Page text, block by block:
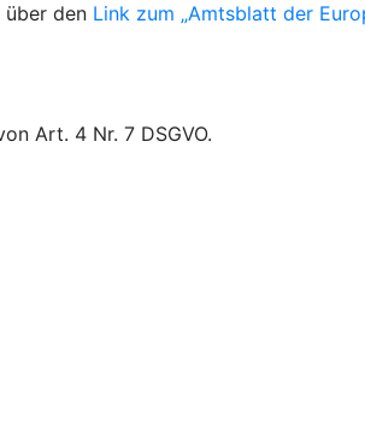
über den Link zum „Amtsblatt der
Art. 4 Nr. 7 DSGVO.